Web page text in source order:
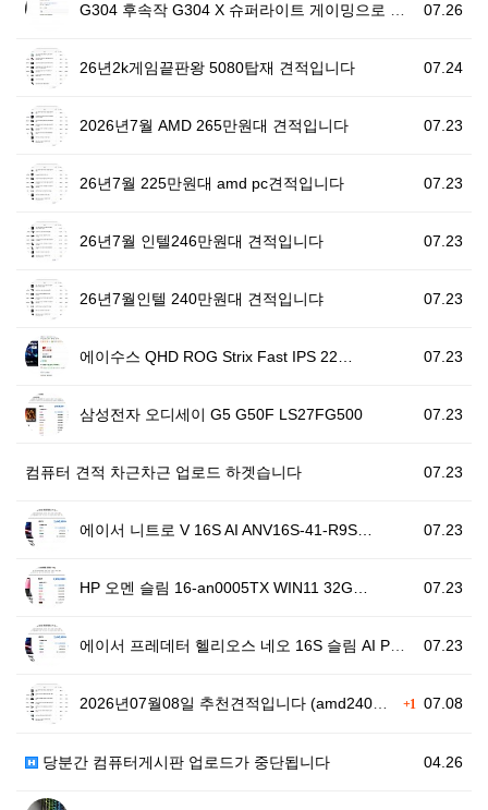
07.26
G304 후속작 G304 X 슈퍼라이트 게이밍으로 추천…
07.24
26년2k게임끝판왕 5080탑재 견적입니다
07.23
2026년7월 AMD 265만원대 견적입니다
07.23
26년7월 225만원대 amd pc견적입니다
07.23
26년7월 인텔246만원대 견적입니다
07.23
26년7월인텔 240만원대 견적입니댜
07.23
에이수스 QHD ROG Strix Fast IPS 22…
07.23
삼성전자 오디세이 G5 G50F LS27FG500
07.23
컴퓨터 견적 차근차근 업로드 하겟습니다
07.23
에이서 니트로 V 16S AI ANV16S-41-R9S…
07.23
HP 오멘 슬림 16-an0005TX WIN11 32G…
07.23
에이서 프레데터 헬리오스 네오 16S 슬림 AI PHN…
+1 07.08
2026년07월08일 추천견적입니다 (amd240만원대…
04.26
당분간 컴퓨터게시판 업로드가 중단됩니다